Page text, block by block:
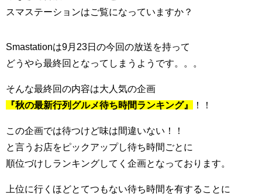
スマステーションはご覧になっていますか？
Smastationは9月23日の今回の放送を持って
どうやら最終回となってしまうようです。。。
そんな最終回の内容は大人気の企画
『秋の最新行列グルメ待ち時間ランキング』
！！
この企画では待つけど味は間違いない！！
と言うお店をピックアップし待ち時間ごとに
順位づけしランキングしてく企画となっております。
上位に行くほどとてつもない待ち時間を有することに